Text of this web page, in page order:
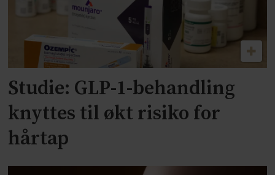
Studie: GLP-1-behandling
knyttes til økt risiko for
hårtap